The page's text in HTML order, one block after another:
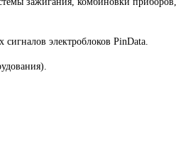
электроблоков PinData.